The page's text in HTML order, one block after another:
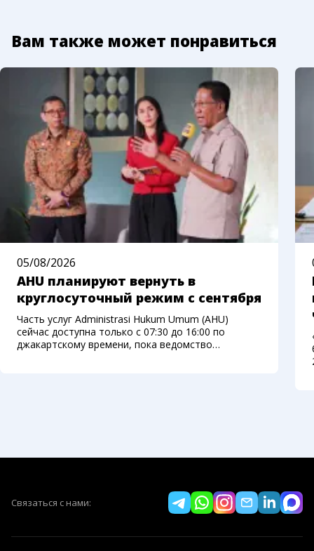
Вам также может понравиться
05/08/2026
AHU планируют вернуть в
круглосуточный режим с сентября
Часть услуг Administrasi Hukum Umum (AHU)
сейчас доступна только с 07:30 до 16:00 по
джакартскому времени, пока ведомство
Связаться с нами: